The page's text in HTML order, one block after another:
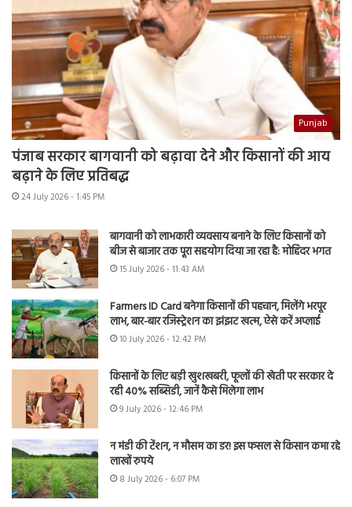
Punjab
पंजाब सरकार बागवानी को बढ़ावा देने और किसानों की आय
बढ़ाने के लिए प्रतिबद्ध
24 July 2026 - 1:45 PM
बागवानी को लाभकारी व्यवसाय बनाने के लिए किसानों को
बीज से बाजार तक पूरा सहयोग दिया जा रहा है: मोहिंदर भगत
15 July 2026 - 11:43 AM
Farmers ID Card बनेगा किसानों की पहचान, मिलेंगे भरपूर
लाभ, बार-बार रजिस्ट्रेशन का झंझट खत्म, ऐसे करें अप्लाई
10 July 2026 - 12:42 PM
किसानों के लिए बड़ी खुशखबरी, फूलों की खेती पर सरकार दे
रही 40% सब्सिडी, जानें कैसे मिलेगा लाभ
9 July 2026 - 12:46 PM
न मंडी की टेंशन, न मौसम का डर! इस फसल से किसान कमा रहे
लाखों रुपये
8 July 2026 - 6:07 PM